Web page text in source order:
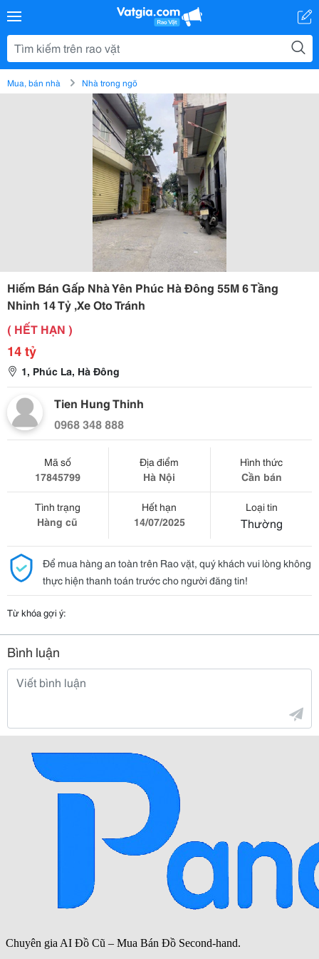
Mua, bán nhà Nhà trong ngõ
Hiếm Bán Gấp Nhà Yên Phúc Hà Đông 55M 6 Tầng
Nhỉnh 14 Tỷ ,Xe Oto Tránh
( HẾT HẠN )
14 tỷ
1, Phúc La, Hà Đông
Tien Hung Thinh
0968 348 888
Mã số
17845799
Địa điểm
Hà Nội
Hình thức
Cần bán
Tình trạng
Hàng cũ
Hết hạn
14/07/2025
Loại tin
Thường
Để mua hàng an toàn trên Rao vặt, quý khách vui lòng không
thực hiện thanh toán trước cho người đăng tin!
Từ khóa gợi ý:
Bình luận